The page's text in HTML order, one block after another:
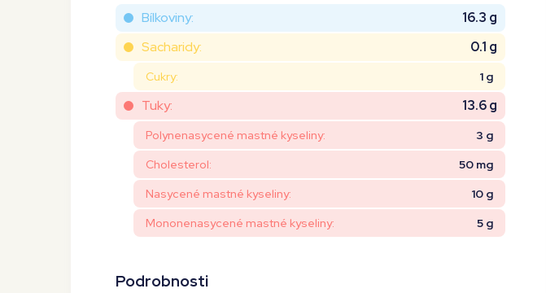
Bílkoviny:
16.3 g
Sacharidy:
0.1 g
Cukry: 1 g
Tuky: 13.6 g
Polynenasycené mastné kyseliny:
3 g
Cholesterol:
50 mg
Nasycené mastné kyseliny:
10 g
Mononenasycené mastné kyseliny:
5 g
Podrobnosti